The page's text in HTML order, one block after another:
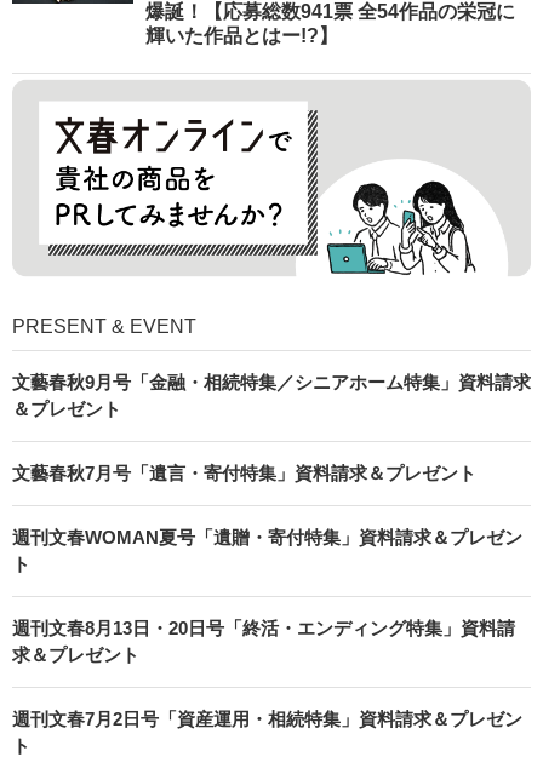
爆誕！【応募総数941票 全54作品の栄冠に
輝いた作品とはー!?】
PRESENT & EVENT
文藝春秋9月号「金融・相続特集／シニアホーム特集」資料請求
＆プレゼント
文藝春秋7月号「遺言・寄付特集」資料請求＆プレゼント
週刊文春WOMAN夏号「遺贈・寄付特集」資料請求＆プレゼン
ト
週刊文春8月13日・20日号「終活・エンディング特集」資料請
求＆プレゼント
週刊文春7月2日号「資産運用・相続特集」資料請求＆プレゼン
ト